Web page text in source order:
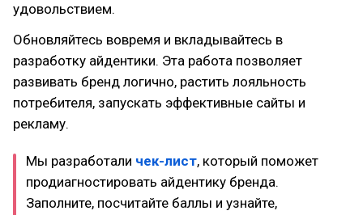
удовольствием.
Обновляйтесь вовремя и вкладывайтесь в
разработку айдентики. Эта работа позволяет
развивать бренд логично, растить лояльность
потребителя, запускать эффективные сайты и
рекламу.
Мы разработали чек-лист, который поможет
продиагностировать айдентику бренда.
Заполните, посчитайте баллы и узнайте,